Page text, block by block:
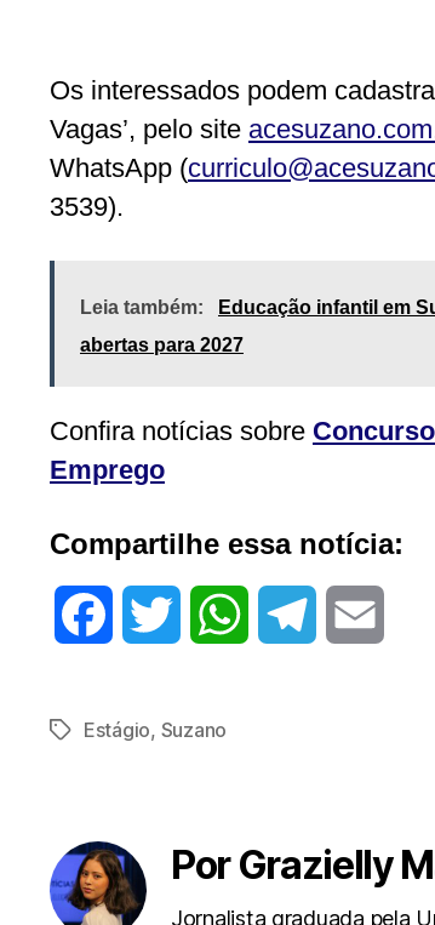
Os interessados podem
Vagas’, pelo site
WhatsApp (
3539).
Leia também:
Educação infantil em
abertas para 2027
Confira notícias sobre
Emprego
Compartilhe essa notícia:
c
b
o
i
t s g
TagsEstágio, Suzano
Por Grazielly
Jornalista graduada pela